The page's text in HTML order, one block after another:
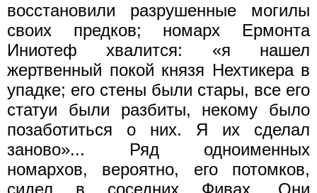
восстановили разрушенные могилы
своих предков; номарх Ермонта
Иниотеф хвалится: «я нашел
жертвенный покой князя Нехтикера в
упадке; его стены были стары, все его
статуи были разбиты, некому было
позаботиться о них. Я их сделал
заново»... Ряд одноименных
номархов, вероятно, его потомков,
сидел в соседних Фивах. Они